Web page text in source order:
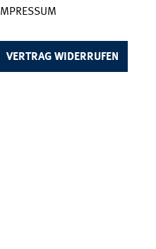
IMPRESSUM
VERTRAG WIDERRUFEN